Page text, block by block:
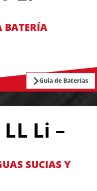
BATERÍA
Guía de Baterías
Li –
SUCIAS Y